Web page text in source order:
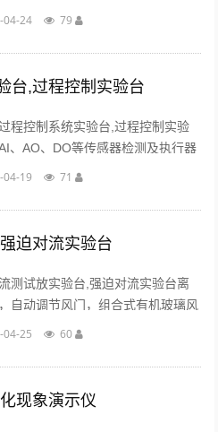
形管道、巨形管道的流量测量进行
法。...
04-24 79
台,过程控制实验台
程控制系统实验台,过程控制实验
、AO、DO等传感器检测及执行器
接口，便于连线组成不同的控制系
行不同的配线。...
04-19 71
迫对流实验台
测试放实验台,强迫对流实验台离
自动调节风门，组合式有机玻璃风
玻璃实验管段，有机玻璃叉排、顺
04-25 60
现象演示仪